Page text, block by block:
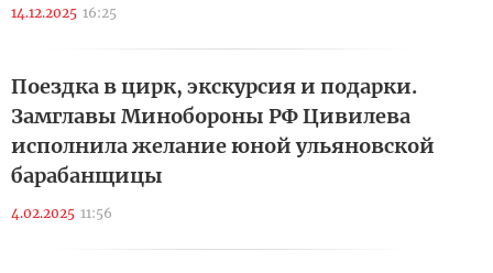
14.12.2025 16:25
Поездка в цирк, экскурсия и подарки.
Замглавы Минобороны РФ Цивилева
исполнила желание юной ульяновской
барабанщицы
4.02.2025 11:56